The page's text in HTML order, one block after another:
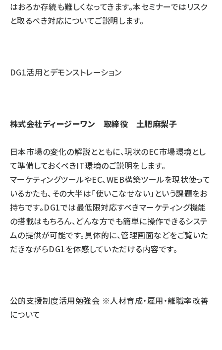
はおろか存続も難しくなってきます。本セミナーではリスク
と取るべき対応についてご説明します。
DG1活用とデモンストレーション
株式会社ディージーワン 取締役 土肥麻梨子
日本市場の変化の解説とともに、現状のEC市場環境とし
て準備しておくべきIT環境のご説明をします。
マーケティングツールやEC、WEB構築ツールを現状使って
いるかたも、その大半は「使いこなせない」という課題をお
持ちです。DG1では最低限対応すべきマーケティング機能
の搭載はもちろん、どんな方でも簡単に操作できるシステ
ムの提供が可能です。具体的に、管理画面などをご覧いた
だきながらDG1を体感していただける内容です。
公的支援制度活用勉強会 ※人材育成・雇用・離職率改善
について